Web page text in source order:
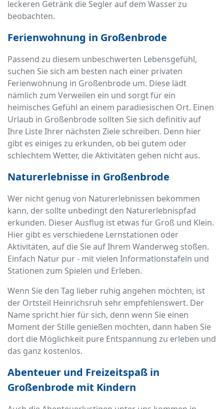
leckeren Getränk die Segler auf dem Wasser zu
beobachten.
Ferienwohnung in Großenbrode
Passend zu diesem unbeschwerten Lebensgefühl,
suchen Sie sich am besten nach einer privaten
Ferienwohnung in Großenbrode um. Diese lädt
nämlich zum Verweilen ein und sorgt für ein
heimisches Gefühl an einem paradiesischen Ort. Einen
Urlaub in Großenbrode sollten Sie sich definitiv auf
Ihre Liste Ihrer nächsten Ziele schreiben. Denn hier
gibt es einiges zu erkunden, ob bei gutem oder
schlechtem Wetter, die Aktivitäten gehen nicht aus.
Naturerlebnisse in Großenbrode
Wer nicht genug von Naturerlebnissen bekommen
kann, der sollte unbedingt den Naturerlebnispfad
erkunden. Dieser Ausflug ist etwas für Groß und Klein.
Hier gibt es verschiedene Lernstationen oder
Aktivitäten, auf die Sie auf Ihrem Wanderweg stoßen.
Einfach Natur pur - mit vielen Informationstafeln und
Stationen zum Spielen und Erleben.
Wenn Sie den Tag lieber ruhig angehen möchten, ist
der Ortsteil Heinrichsruh sehr empfehlenswert. Der
Name spricht hier für sich, denn wenn Sie einen
Moment der Stille genießen möchten, dann haben Sie
dort die Möglichkeit pure Entspannung zu erleben und
das ganz kostenlos.
Abenteuer und Freizeitspaß in
Großenbrode mit Kindern